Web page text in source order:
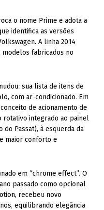
o nome Prime e adota a
identifica as versões
A linha 2014
modelos fabricados no
sua lista de itens de
com ar-condicionado. Em
de acionamento de
rotativo integrado ao painel
Passat), à esquerda da
maior conforto e
em “chrome effect”. O
passado como opcional
recebeu novo
equilibrando elegância